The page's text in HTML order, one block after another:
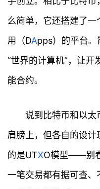
么简单，它还搭建了
用（DApps）的平台。
“世界的计算机”，让开
能合约。
说到比特币和以太
肩膀上，但各自的设计
的是UTXO模型——别
一笔交易都有据可查